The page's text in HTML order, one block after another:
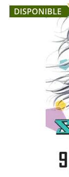
DISPONIBLE